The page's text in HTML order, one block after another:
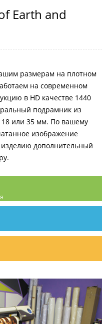
Earth and
размерам на плотном
на современном
в HD качестве 1440
подрамник из
18 или 35 мм. По вашему
изображение
дополнительный